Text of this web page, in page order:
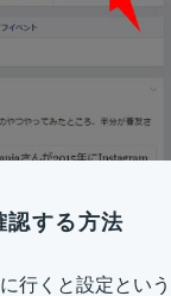
認する方法
行くと設定という